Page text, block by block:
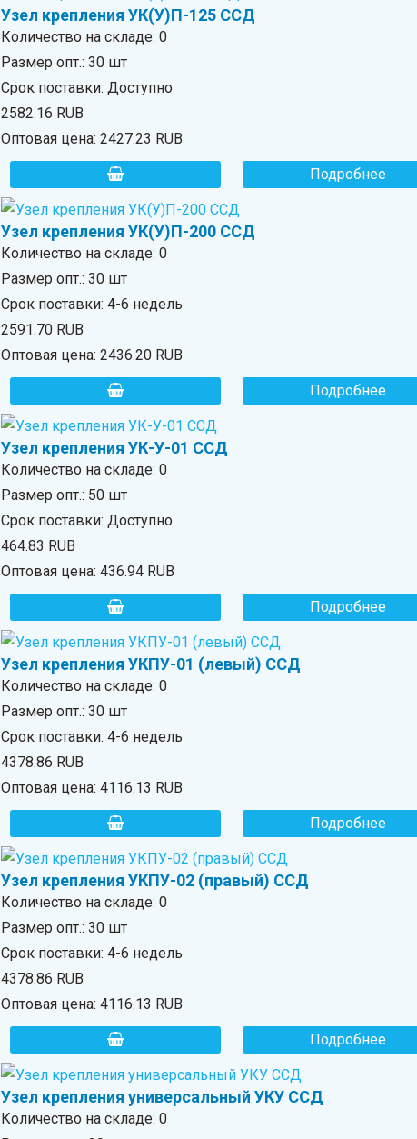
Узел крепления УК(У)П-125 ССД
Количество на складе: 0
Размер опт.: 30 шт
Срок поставки: Доступно
2582.16 RUB
Оптовая цена: 2427.23 RUB
Подробнее
Узел крепления УК(У)П-200 ССД
Количество на складе: 0
Размер опт.: 30 шт
Срок поставки: 4-6 недель
2591.70 RUB
Оптовая цена: 2436.20 RUB
Подробнее
Узел крепления УК-У-01 ССД
Количество на складе: 0
Размер опт.: 50 шт
Срок поставки: Доступно
464.83 RUB
Оптовая цена: 436.94 RUB
Подробнее
Узел крепления УКПУ-01 (левый) ССД
Количество на складе: 0
Размер опт.: 30 шт
Срок поставки: 4-6 недель
4378.86 RUB
Оптовая цена: 4116.13 RUB
Подробнее
Узел крепления УКПУ-02 (правый) ССД
Количество на складе: 0
Размер опт.: 30 шт
Срок поставки: 4-6 недель
4378.86 RUB
Оптовая цена: 4116.13 RUB
Подробнее
Узел крепления универсальный УКУ ССД
Количество на складе: 0